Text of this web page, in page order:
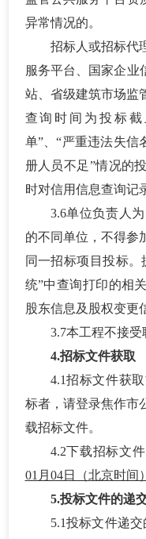
异常情况的。
招标人或招标代
服务平台、国家企业
站、省级建筑市场监
查询时间为投标
单”、“严重违法失信
册人员不足”情况的
时对信用信息查询记
3.6单位负责人
的不同单位，不得参
同一招标项目投标
统”中查询打印的相
股东信息及股权变更
3.7本工程不接受
4.招标文件获取
4.1招标文件获取
标者，请登录焦作市
载招标文件。
4.2下载招标文件
01月04日（北京时间
5.投标文件的递
5.1投标文件递